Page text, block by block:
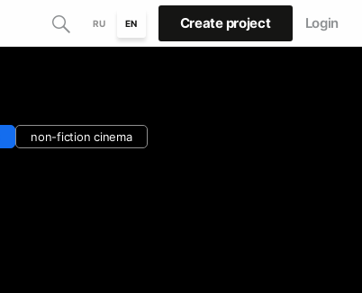
RU EN Create project Login
non-fiction cinema